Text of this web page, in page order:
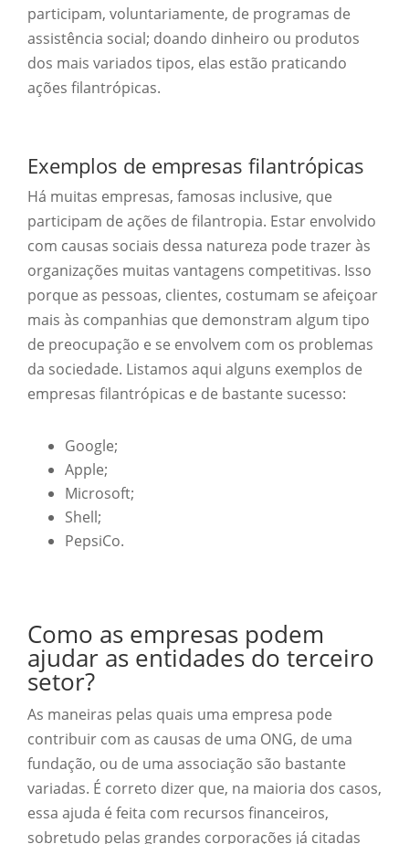
participam, voluntariamente, de programas de
assistência social; doando dinheiro ou produtos
dos mais variados tipos, elas estão praticando
ações filantrópicas.
Exemplos de empresas filantrópicas
Há muitas empresas, famosas inclusive, que
participam de ações de filantropia. Estar envolvido
com causas sociais dessa natureza pode trazer às
organizações muitas vantagens competitivas. Isso
porque as pessoas, clientes, costumam se afeiçoar
mais às companhias que demonstram algum tipo
de preocupação e se envolvem com os problemas
da sociedade. Listamos aqui alguns exemplos de
empresas filantrópicas e de bastante sucesso:
Google;
Apple;
Microsoft;
Shell;
PepsiCo.
Como as empresas podem
ajudar as entidades do terceiro
setor?
As maneiras pelas quais uma empresa pode
contribuir com as causas de uma ONG, de uma
fundação, ou de uma associação são bastante
variadas. É correto dizer que, na maioria dos casos,
essa ajuda é feita com recursos financeiros,
sobretudo pelas grandes corporações já citadas